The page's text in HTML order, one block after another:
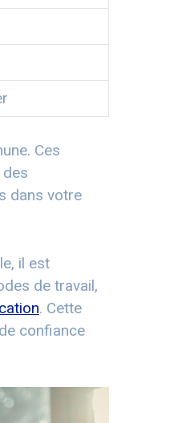
Ces
dans votre
il est
de travail,
. Cette
confiance